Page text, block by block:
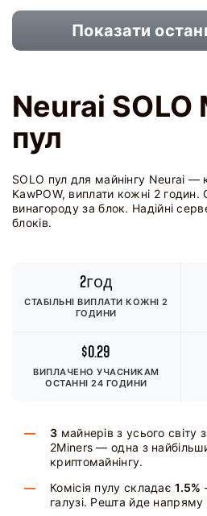
Показати
Neurai SOLO
пул
SOLO пул для майнінгу Neurai —
KawPOW, виплати кожні 2
винагороду за блок. Надійні
блоків.
2год
СТАБІЛЬНІ ВИПЛАТИ КОЖНІ 2
ГОДИНИ
$0.29
ВИПЛАЧЕНО УЧАСНИКАМ
ОСТАННІ 24 ГОДИНИ
3 майнерів з усього світу
2Miners — одна з
криптомайнінгу.
Комісія пулу складає1.5%
галузі. Решта йде